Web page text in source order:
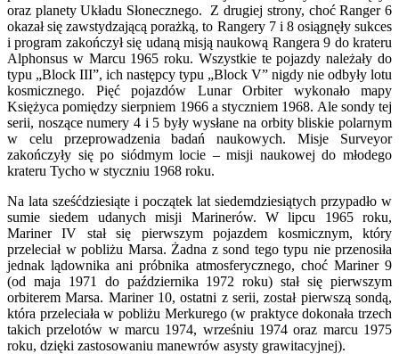
oraz planety Układu Słonecznego. Z drugiej strony, choć Ranger 6
okazał się zawstydzającą porażką, to Rangery 7 i 8 osiągnęły sukces
i program zakończył się udaną misją naukową Rangera 9 do krateru
Alphonsus w Marcu 1965 roku. Wszystkie te pojazdy należały do
typu „Block III”, ich następcy typu „Block V” nigdy nie odbyły lotu
kosmicznego. Pięć pojazdów Lunar Orbiter wykonało mapy
Księżyca pomiędzy sierpniem 1966 a styczniem 1968. Ale sondy tej
serii, noszące numery 4 i 5 były wysłane na orbity bliskie polarnym
w celu przeprowadzenia badań naukowych. Misje Surveyor
zakończyły się po siódmym locie – misji naukowej do młodego
krateru Tycho w styczniu 1968 roku.
Na lata sześćdziesiąte i początek lat siedemdziesiątych przypadło w
sumie siedem udanych misji Marinerów. W lipcu 1965 roku,
Mariner IV stał się pierwszym pojazdem kosmicznym, który
przeleciał w pobliżu Marsa. Żadna z sond tego typu nie przenosiła
jednak lądownika ani próbnika atmosferycznego, choć Mariner 9
(od maja 1971 do października 1972 roku) stał się pierwszym
orbiterem Marsa. Mariner 10, ostatni z serii, został pierwszą sondą,
która przeleciała w pobliżu Merkurego (w praktyce dokonała trzech
takich przelotów w marcu 1974, wrześniu 1974 oraz marcu 1975
roku, dzięki zastosowaniu manewrów asysty grawitacyjnej).